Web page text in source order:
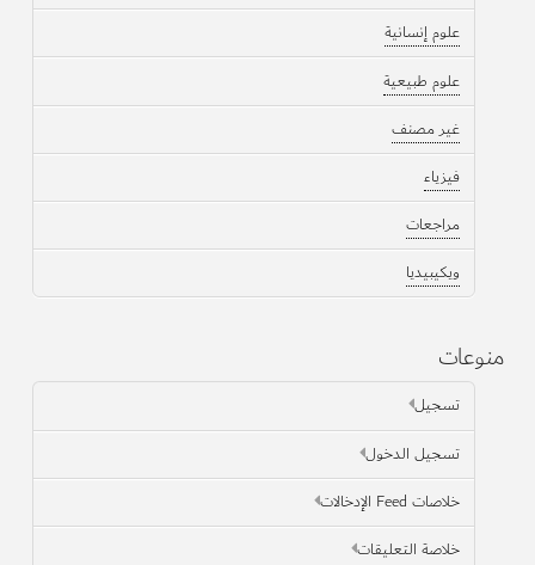
علوم إنسانية
علوم طبيعية
غير مصنف
فيزياء
مراجعات
ويكيبيديا
منوعات
تسجيل
تسجيل الدخول
خلاصات Feed الإدخالات
خلاصة التعليقات